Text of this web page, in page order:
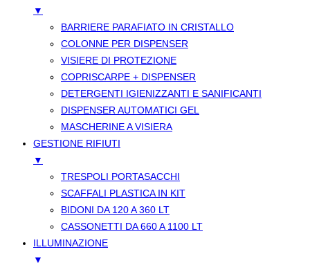
▼
BARRIERE PARAFIATO IN CRISTALLO
COLONNE PER DISPENSER
VISIERE DI PROTEZIONE
COPRISCARPE + DISPENSER
DETERGENTI IGIENIZZANTI E SANIFICANTI
DISPENSER AUTOMATICI GEL
MASCHERINE A VISIERA
GESTIONE RIFIUTI
▼
TRESPOLI PORTASACCHI
SCAFFALI PLASTICA IN KIT
BIDONI DA 120 A 360 LT
CASSONETTI DA 660 A 1100 LT
ILLUMINAZIONE
▼